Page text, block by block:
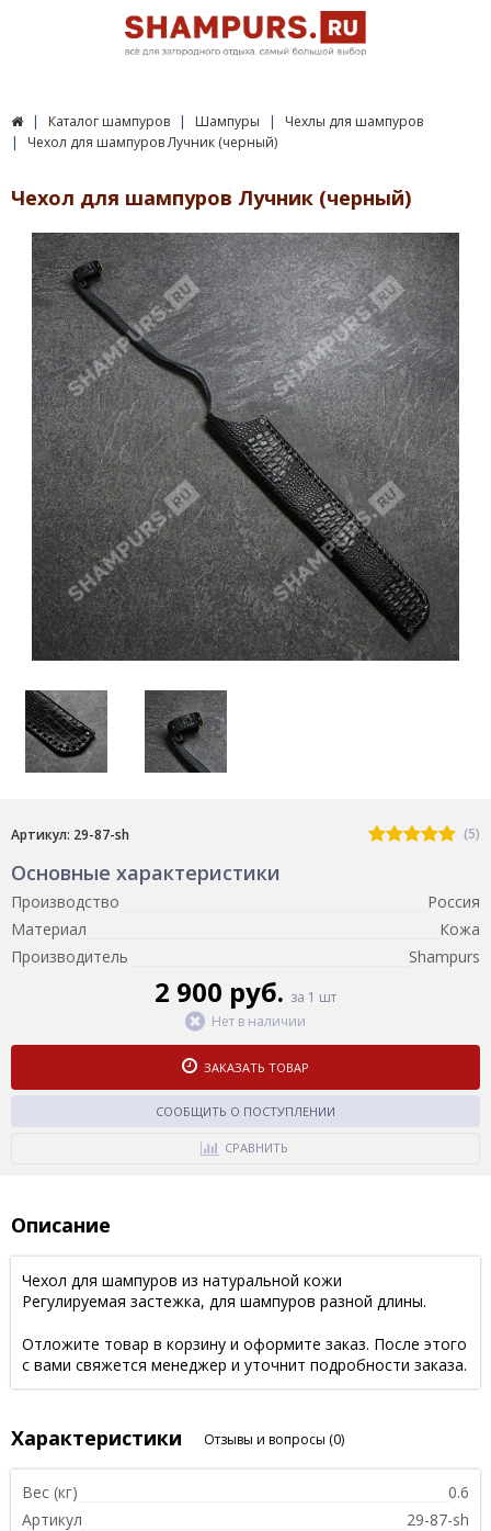
Каталог шампуров Шампуры
Чехлы для шампуров
Чехол для шампуров Лучник (черный)
Чехол для шампуров Лучник (черный)
Артикул: 29-87-sh (5)
Основные характеристики
Производство
Россия
Материал
Кожа
Производитель
Shampurs
2 900 руб. за 1 шт
Нет в наличии
ЗАКАЗАТЬ ТОВАР
СООБЩИТЬ О ПОСТУПЛЕНИИ
СРАВНИТЬ
Описание
Чехол для шампуров из натуральной кожи
Регулируемая застежка, для шампуров разной длины.
Отложите товар в корзину и оформите заказ. После этого
с вами свяжется менеджер и уточнит подробности заказа.
Характеристики Отзывы и вопросы (0)
Вес (кг)
0.6
Артикул
29-87-sh